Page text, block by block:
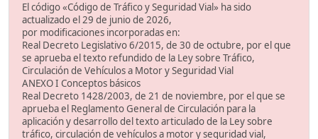
El código «Código de Tráfico y Seguridad Vial» ha sido
actualizado el 29 de junio de 2026,
por modificaciones incorporadas en:
Real Decreto Legislativo 6/2015, de 30 de octubre, por el que
se aprueba el texto refundido de la Ley sobre Tráfico,
Circulación de Vehículos a Motor y Seguridad Vial
ANEXO I Conceptos básicos
Real Decreto 1428/2003, de 21 de noviembre, por el que se
aprueba el Reglamento General de Circulación para la
aplicación y desarrollo del texto articulado de la Ley sobre
tráfico, circulación de vehículos a motor y seguridad vial,